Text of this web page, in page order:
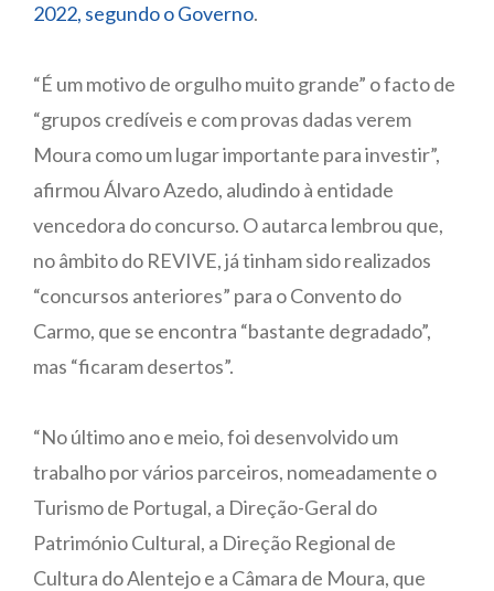
2022, segundo o Governo.
“É um motivo de orgulho muito grande” o facto de
“grupos credíveis e com provas dadas verem
Moura como um lugar importante para investir”,
afirmou Álvaro Azedo, aludindo à entidade
vencedora do concurso. O autarca lembrou que,
no âmbito do REVIVE, já tinham sido realizados
“concursos anteriores” para o Convento do
Carmo, que se encontra “bastante degradado”,
mas “ficaram desertos”.
“No último ano e meio, foi desenvolvido um
trabalho por vários parceiros, nomeadamente o
Turismo de Portugal, a Direção-Geral do
Património Cultural, a Direção Regional de
Cultura do Alentejo e a Câmara de Moura, que